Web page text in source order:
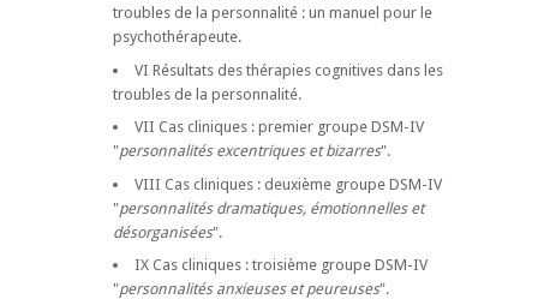
troubles de la personnalité : un manuel pour le
psychothérapeute.
VI Résultats des thérapies cognitives dans les
troubles de la personnalité.
VII Cas cliniques : premier groupe DSM-IV
"personnalités excentriques et bizarres".
VIII Cas cliniques : deuxième groupe DSM-IV
"personnalités dramatiques, émotionnelles et
désorganisées".
IX Cas cliniques : troisième groupe DSM-IV
"personnalités anxieuses et peureuses".